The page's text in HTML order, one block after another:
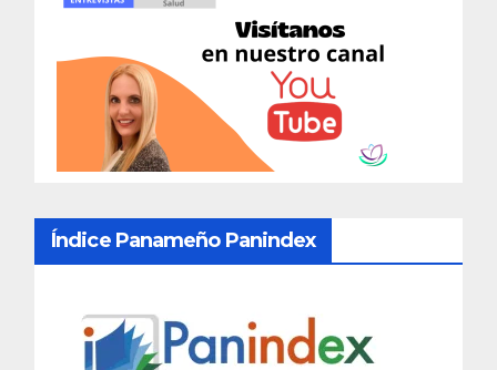
Índice Panameño Panindex